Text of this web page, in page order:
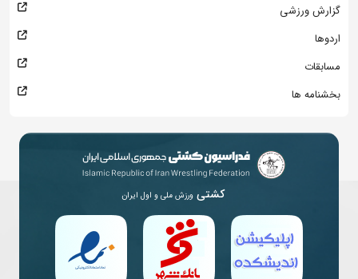
گزارش ورزشی
اردوها
مسابقات
بخشنامه ها
کشتی ورزش ملی و اول ایران